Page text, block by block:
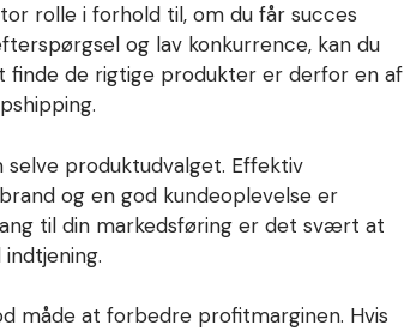
rolle i forhold til, om du får succes
og lav konkurrence, kan du
finde de rigtige produkter er derfor en af
produktudvalget. Effektiv
og en god kundeoplevelse er
til din markedsføring er det svært at
måde at forbedre profitmarginen. Hvis